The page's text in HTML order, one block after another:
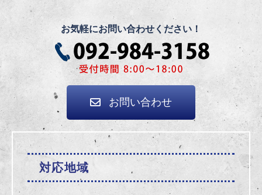
お気軽にお問い合わせください！
お問い合わせ
対応地域